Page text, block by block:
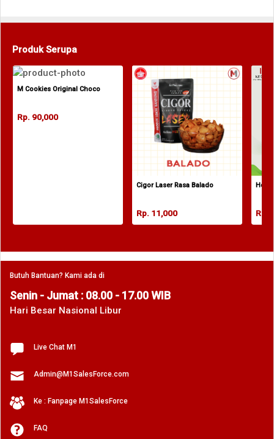
Produk Serupa
M Cookies Original Choco
Rp. 90,000
Cigor Laser Rasa Balado
Rp. 11,000 Rp.
Butuh Bantuan? Kami ada di
Senin - Jumat : 08.00 - 17.00 WIB
Hari Besar Nasional Libur
Live Chat M1
Admin@M1SalesForce.com
Ke : Fanpage M1SalesForce
FAQ